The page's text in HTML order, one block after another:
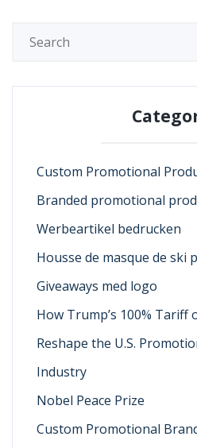
Custom Promotional
Branded promotional
Werbeartikel bedrucken
Housse de masque de ski
Giveaways med logo
How Trump’s 100% Tariff
Reshape the U.S.
Industry
Nobel Peace Prize
Custom Promotional